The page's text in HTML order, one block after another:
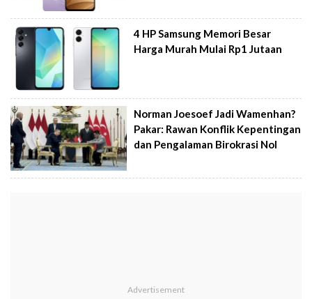
4 HP Samsung Memori Besar
Harga Murah Mulai Rp1 Jutaan
Norman Joesoef Jadi Wamenhan?
Pakar: Rawan Konflik Kepentingan
dan Pengalaman Birokrasi Nol